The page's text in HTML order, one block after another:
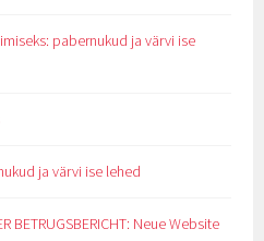
pabernukud ja värvi ise
ja värvi ise lehed
BETRUGSBERICHT: Neue Website